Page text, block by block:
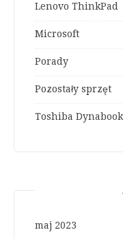
Lenovo ThinkPad
Microsoft
Porady
Pozostały sprzęt
Toshiba Dynabook
maj 2023